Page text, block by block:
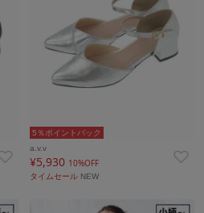
5％ポイントバック
a.v.v
¥5,930 10%OFF
タイムセール NEW